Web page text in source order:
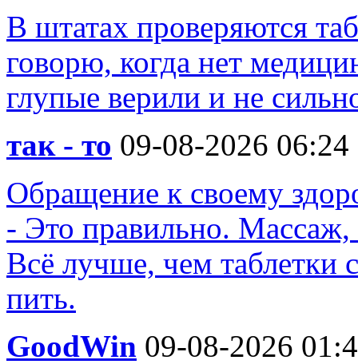
В штатах проверяются
говорю, когда нет
глупые верили и не
так - то 09-08-2026 06:24
Обращение к своему
- Это правильно. Массаж,
Всё лучше, чем таблетки
пить.
GoodWin 09-08-2026